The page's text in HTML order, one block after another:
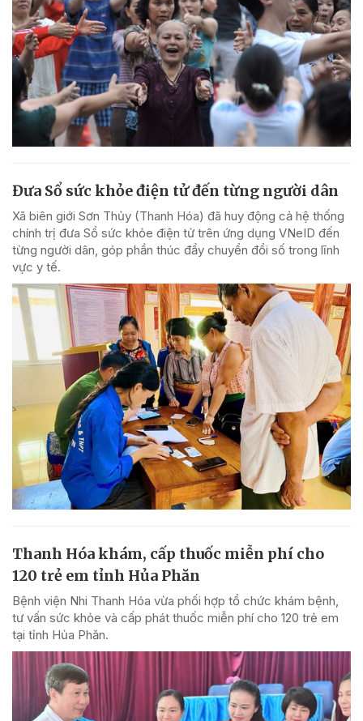
Đưa Sổ sức khỏe điện tử đến từng người dân
Xã biên giới Sơn Thủy (Thanh Hóa) đã huy động cả hệ thống
chính trị đưa Sổ sức khỏe điện tử trên ứng dụng VNeID đến
từng người dân, góp phần thúc đẩy chuyển đổi số trong lĩnh
vực y tế.
Thanh Hóa khám, cấp thuốc miễn phí cho
120 trẻ em tỉnh Hủa Phăn
Bệnh viện Nhi Thanh Hóa vừa phối hợp tổ chức khám bệnh,
tư vấn sức khỏe và cấp phát thuốc miễn phí cho 120 trẻ em
tại tỉnh Hủa Phăn.